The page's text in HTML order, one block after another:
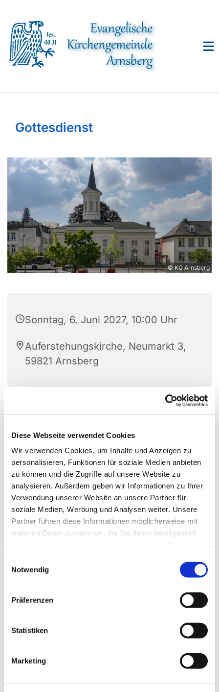
Diese Webseite verwendet Cookies
Wir verwenden Cookies, um Inhalte und Anzeigen zu
personalisieren, Funktionen für soziale Medien anbieten
zu können und die Zugriffe auf unsere Website zu
analysieren. Außerdem geben wir Informationen zu Ihrer
Verwendung unserer Website an unsere Partner für
soziale Medien, Werbung und Analysen weiter. Unsere
Partner führen diese Informationen möglicherweise mit
weiteren Daten zusammen, die Sie ihnen bereitgestellt
Notwendig
Präferenzen
Statistiken
Marketing
Gottesdienst
© KG Arnsberg
Sonntag, 6. Juni 2027, 10:00 Uhr
Auferstehungskirche, Neumarkt 3,
59821 Arnsberg
Unser wöchentlicher Gemeindegottesdienst in der
Am 1. Sonntag im Monat mit Abendmahl.
interessieren